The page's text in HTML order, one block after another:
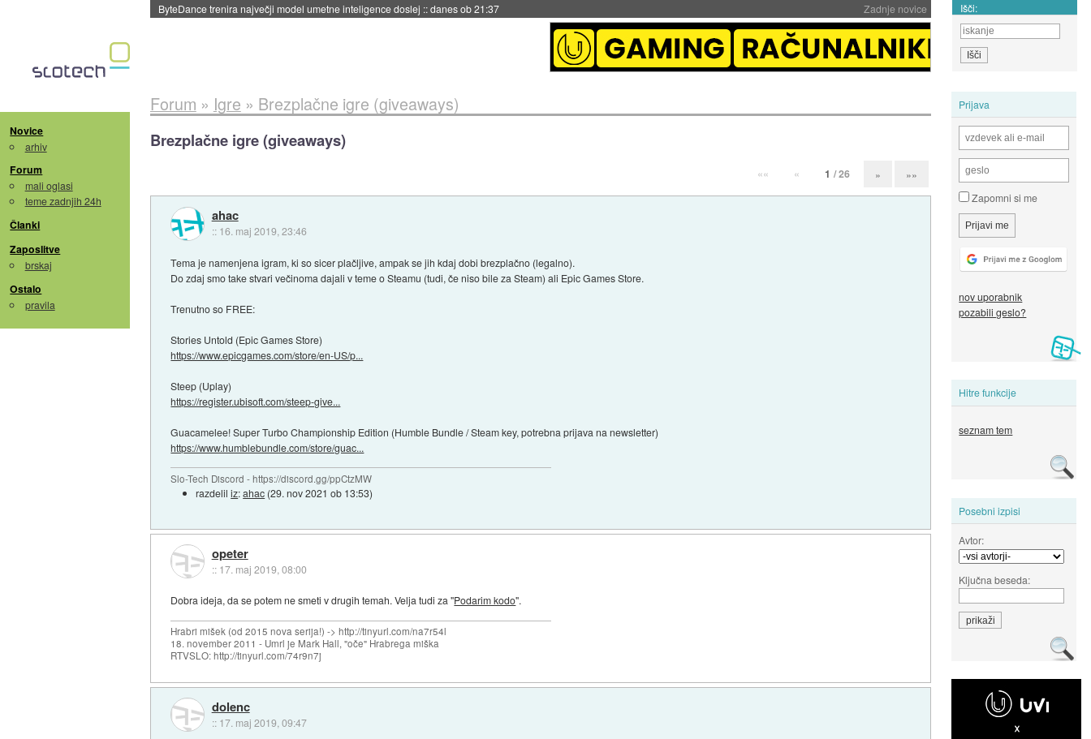
Zadnje novice
ByteDance trenira največji model umetne inteligence doslej ::danes ob 21:37 Išči:
Novice
arhiv
Forum
mali oglasi
teme zadnjih 24h
Članki
Zaposlitve
brskaj
Ostalo
pravila
Prijava
Zapomni si me
nov uporabnik
pozabili geslo?
Hitre funkcije
seznam tem
Posebni izpisi
Avtor:
Ključna beseda:
Forum » Igre » Brezplačne igre (giveaways)
Brezplačne igre (giveaways)
«« « 1 / 26 » »»
ahac
:: 16. maj 2019, 23:46
Tema je namenjena igram, ki so sicer plačljive, ampak se jih kdaj dobi brezplačno (legalno).
Do zdaj smo take stvari večinoma dajali v teme o Steamu (tudi, če niso bile za Steam) ali Epic Games Store.
Trenutno so FREE:
Stories Untold (Epic Games Store)
https://www.epicgames.com/store/en-US/p...
Steep (Uplay)
https://register.ubisoft.com/steep-give...
Guacamelee! Super Turbo Championship Edition (Humble Bundle / Steam key, potrebna prijava na newsletter)
https://www.humblebundle.com/store/guac...
Slo-Tech Discord - https://discord.gg/ppCtzMW
razdeliliz:ahac (29. nov 2021 ob 13:53)
opeter
:: 17. maj 2019, 08:00
Dobra ideja, da se potem ne smeti v drugih temah. Velja tudi za "Podarim kodo".
Hrabri mišek (od 2015 nova serija!) -> http://tinyurl.com/na7r54l
18. november 2011 - Umrl je Mark Hall, "oče" Hrabrega miška
RTVSLO: http://tinyurl.com/74r9n7j
dolenc
:: 17. maj 2019, 09:47